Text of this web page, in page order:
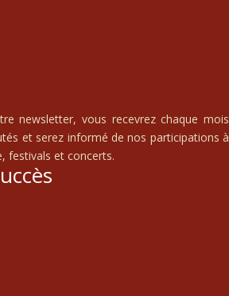
newsletter, vous recevrez chaque mois
et serez informé de nos participations à
festivals et concerts.